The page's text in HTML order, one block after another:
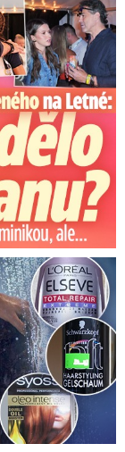
v neděli.
tedy ve
sněžit a
sjezdovkách
těžkého
950 m nad
a srážek
paprsků
ale...